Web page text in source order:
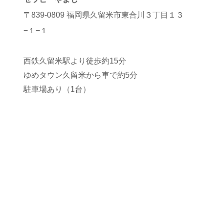
〒839-0809 福岡県久留米市東合川３丁目１３
−１−１
西鉄久留米駅より徒歩約15分
ゆめタウン久留米から車で約5分
駐車場あり（1台）